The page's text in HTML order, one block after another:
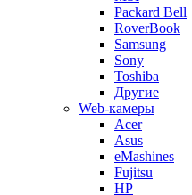
Packard Bell
RoverBook
Samsung
Sony
Toshiba
Другие
Web-камеры
Acer
Asus
eMashines
Fujitsu
HP